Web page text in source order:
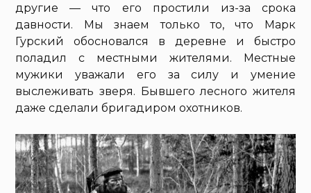
другие — что его простили из-за срока
давности. Мы знаем только то, что Марк
Гурский обосновался в деревне и быстро
поладил с местными жителями. Местные
мужики уважали его за силу и умение
выслеживать зверя. Бывшего лесного жителя
даже сделали бригадиром охотников.